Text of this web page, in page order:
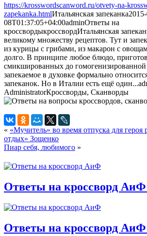
https://krosswordscanword.ru/otvety-na-
zapekanka.htmlИтальянская запеканка
08T01:37:05+04:00adminОтветы на
кроссвордыкроссвордИтальянская
великому множеству рецептов. Тут и
из курицы с грибами, из макарон с
долго. В принципе любое блюдо,
смикшированных до
запекаемое в духовке формально
запеканок. Но в Италии есть ещё один...
AdministratorКроссворды, Сканворды
« «Мучитель» во время отпуска для героя
отдых» Зощенко
Пиар себя, любимого »
Ответы на кроссворд АиФ
Ответы на кроссворд АиФ